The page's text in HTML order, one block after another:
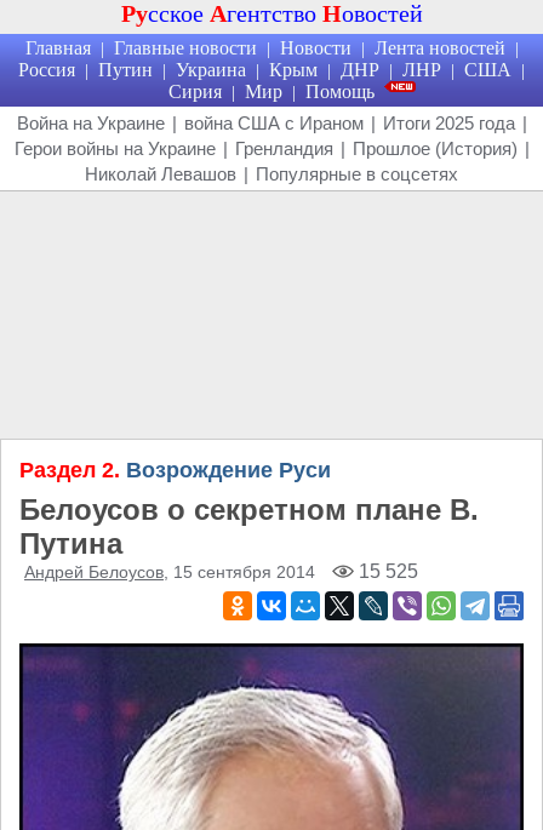
Русское Агентство Новостей
Главная | Главные новости | Новости | Лента новостей |
Россия | Путин | Украина | Крым | ДНР | ЛНР | США |
Сирия | Мир | Помощь
Война на Украине | война США с Ираном | Итоги 2025 года |
Герои войны на Украине | Гренландия | Прошлое (История) |
Николай Левашов | Популярные в соцсетях
Раздел 2. Возрождение Руси
Белоусов о секретном плане В.
Путина
Андрей Белоусов , 15 сентября 2014 15 525